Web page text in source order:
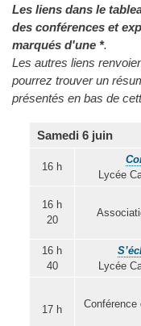
Les liens dans le
des conférences et
marqués d'une *.
Les autres liens
pourrez trouver un
présentés en bas de
Samedi 6 juin
16 h
Lycée
16 h
20
16 h
40
Lycée
17 h
Conférence